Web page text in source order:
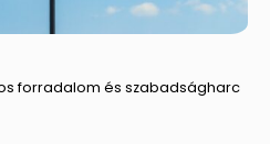
forradalom és szabadságharc